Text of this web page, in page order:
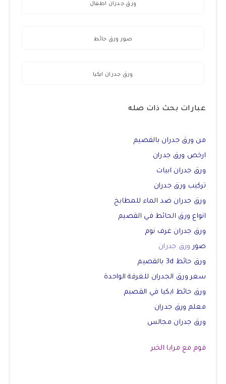
ورق جدران اطفال
صور ورق حائط
ورق جدران ايكيا
عبارات بحث ذات صله
من ورق جدران بالقصيم
ارخص ورق جدران
ورق جدران ابيات
تركيب ورق جدران
ورق جدران ضد الماء للمطابخ
انواع ورق الحائط في القصيم
ورق جدران غرف نوم
صور ورق جدران
ورق حائط 3d بالقصيم
سعر ورق الجدران للغرفة الواحدة
ورق حائط ايكيا في القصيم
معلم ورق جدران
ورق جدران مجالس
فوم مع مرايا الخبر